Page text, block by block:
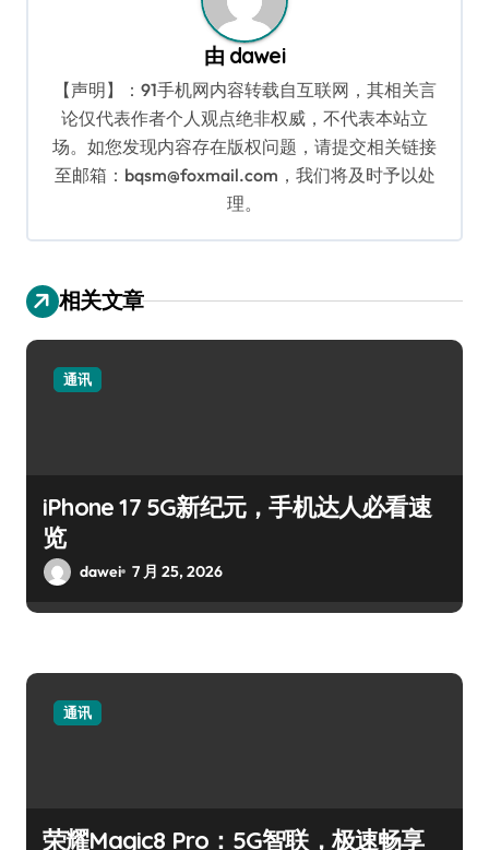
由 dawei
【声明】：91手机网内容转载自互联网，其相关言
论仅代表作者个人观点绝非权威，不代表本站立
场。如您发现内容存在版权问题，请提交相关链接
至邮箱：bqsm@foxmail.com，我们将及时予以处
理。
相关文章
通讯
iPhone 17 5G新纪元，手机达人必看速
览
dawei 7 月 25, 2026
通讯
荣耀Magic8 Pro：5G智联，极速畅享